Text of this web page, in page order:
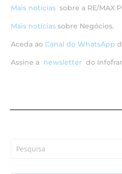
Mais notícias sobre a RE/MAX
Mais notícias sobre Negócios.
Aceda aoCanal do WhatsApp
Assine a newsletter do